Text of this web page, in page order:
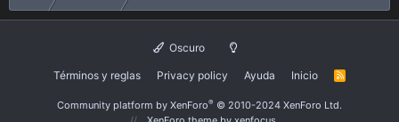
Oscuro
Términos y reglas Privacy policy Ayuda Inicio
R
Community platform by XenForo® © 2010-2024 XenForo Ltd.